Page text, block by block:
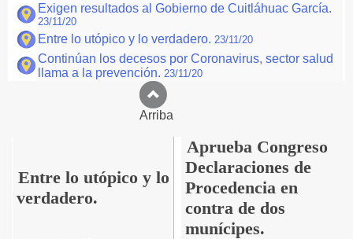
Exigen resultados al Gobierno de Cuitláhuac García.
23/11/20
Entre lo utópico y lo verdadero. 23/11/20
Continúan los decesos por Coronavirus, sector salud
llama a la prevención. 23/11/20
Arriba
Entre lo utópico y lo
verdadero.
Aprueba Congreso
Declaraciones de
Procedencia en
contra de dos
munícipes.